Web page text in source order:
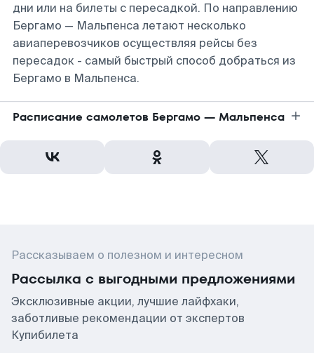
дни или на билеты с пересадкой. По направлению
Бергамо — Мальпенса летают несколько
авиаперевозчиков осуществляя рейсы без
пересадок - самый быстрый способ добраться из
Бергамо в Мальпенса.
Расписание самолетов Бергамо — Мальпенса
Рассказываем о полезном и интересном
Рассылка с выгодными предложениями
Эксклюзивные акции, лучшие лайфхаки,
заботливые рекомендации от экспертов
Купибилета